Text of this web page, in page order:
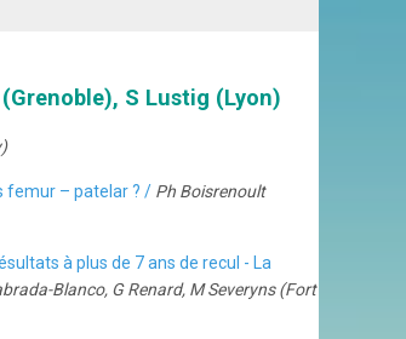
S Lustig (Lyon)
femur – patelar ? / Ph Boisrenoult
à plus de 7 ans de recul - La
Blanco, G Renard, M Severyns (Fort